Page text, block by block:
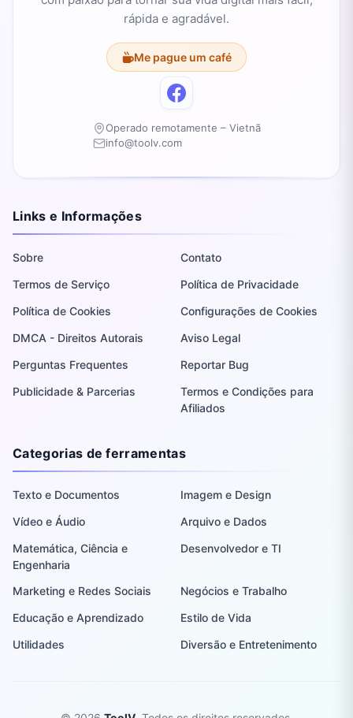
rápida e agradável.
Me pague um café
Operado remotamente – Vietnã
info@toolv.com
Links e Informações
Sobre
Contato
Termos de Serviço
Política de Privacidade
Política de Cookies
Configurações de Cookies
DMCA - Direitos Autorais
Aviso Legal
Perguntas Frequentes
Reportar Bug
Publicidade & Parcerias
Termos e Condições para
Afiliados
Categorias de ferramentas
Texto e Documentos
Imagem e Design
Vídeo e Áudio
Arquivo e Dados
Matemática, Ciência e
Engenharia
Desenvolvedor e TI
Marketing e Redes Sociais
Negócios e Trabalho
Educação e Aprendizado
Estilo de Vida
Utilidades
Diversão e Entretenimento